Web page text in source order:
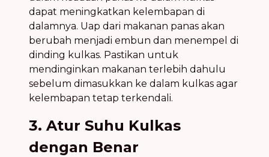
dapat meningkatkan kelembapan di
dalamnya. Uap dari makanan panas akan
berubah menjadi embun dan menempel di
dinding kulkas. Pastikan untuk
mendinginkan makanan terlebih dahulu
sebelum dimasukkan ke dalam kulkas agar
kelembapan tetap terkendali.
3. Atur Suhu Kulkas
dengan Benar